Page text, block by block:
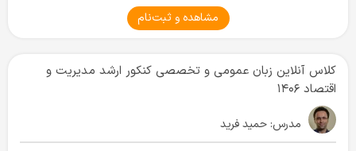
مشاهده و ثبت‌نام
کلاس آنلاین زبان عمومی و تخصصی کنکور ارشد مدیریت و
اقتصاد ۱۴۰۶
مدرس: حمید فرید